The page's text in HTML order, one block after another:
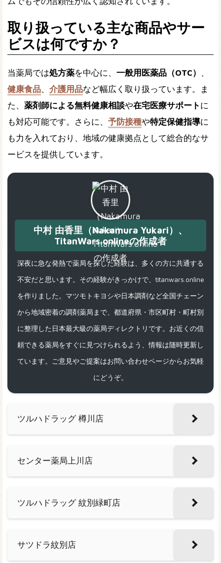
取り扱っている主な商品やサー
ビスは何ですか？
当薬局では処方薬を中心に、 一般用医薬品（OTC） 、
健康食品、 介護用品など幅広く取り扱っています。ま
た、 薬剤師による無料健康相談や在宅医療サポート に
も対応可能です。さらに、 予防接種や特定保健指導に
も力を入れており、地域の健康拠点として総合的なサ
ービスを提供しています。
中村 由香里（Nakamura Yukari）、
TitanWars.onlineの作成者
深夜に急な発熱で薬局を探した経験は、多くの方に共通する
不安だと思います。その経験がきっかけで、titanwars.online
を作りました。マツモトキヨシや日本調剤など全国チェーン
から地域密着の調剤薬局まで、都道府県・市区町村・町村別
に整理した日本最大級の薬局ディレクトリです。お近くの信
頼できる薬局をすぐに見つけられるよう、情報は随時更新し
ています。ご意見やご提案はお問い合わせページからお気軽
にどうぞ。
ツルハドラッグ 樽川店
センター薬局上川店
ツルハドラッグ 紋別緑町店
サツドラ紋別店